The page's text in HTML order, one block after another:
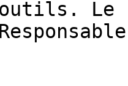
Le